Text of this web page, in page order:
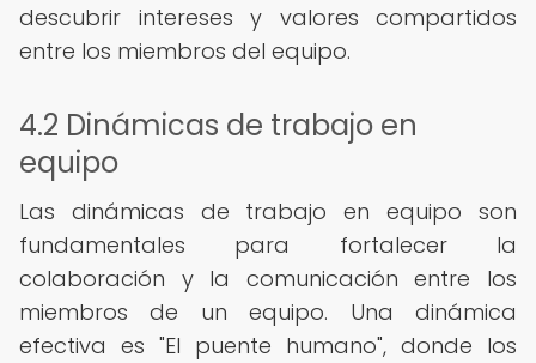
descubrir intereses y valores compartidos
entre los miembros del equipo.
4.2 Dinámicas de trabajo en
equipo
Las dinámicas de trabajo en equipo son
fundamentales para fortalecer la
colaboración y la comunicación entre los
miembros de un equipo. Una dinámica
efectiva es "El puente humano", donde los